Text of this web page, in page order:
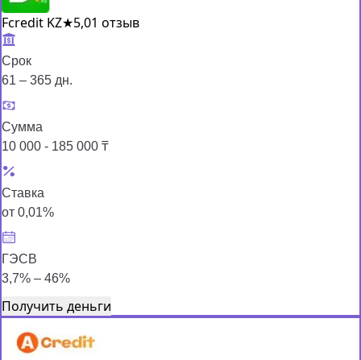
Fcredit KZ★5,01 отзыв
Срок
61 – 365 дн.
Сумма
10 000 - 185 000 ₸
Ставка
от 0,01%
ГЭСВ
3,7% – 46%
Получить деньги